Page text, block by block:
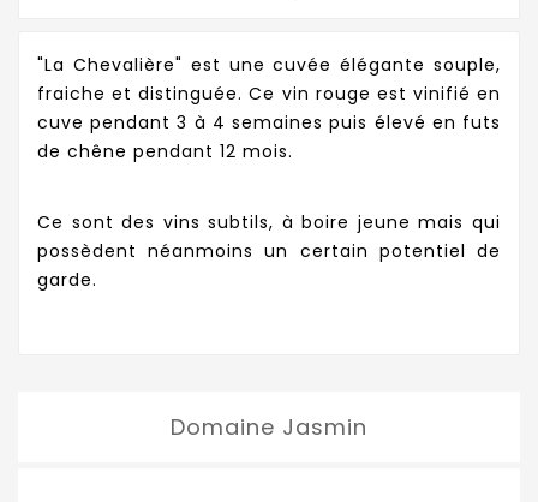
"La Chevalière" est une cuvée élégante souple,
fraiche et distinguée. Ce vin rouge est vinifié en
cuve pendant 3 à 4 semaines puis élevé en futs
de chêne pendant 12 mois.
Ce sont des vins subtils, à boire jeune mais qui
possèdent néanmoins un certain potentiel de
garde.
Domaine Jasmin